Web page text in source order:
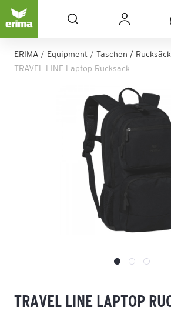
ERIMA Equipment Taschen /
TRAVEL LINE Laptop Rucksack
TRAVEL LINE LAPTOP